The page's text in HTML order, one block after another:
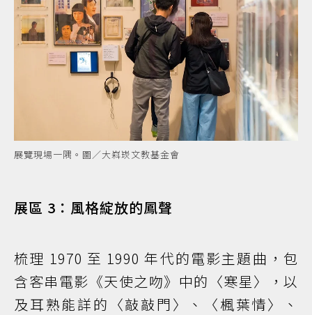
展覽現場一隅。圖／大嵙崁文教基金會
展區 3：風格綻放的鳳聲
梳理 1970 至 1990 年代的電影主題曲，包
含客串電影《天使之吻》中的〈寒星〉，以
及耳熟能詳的〈敲敲門〉、〈楓葉情〉、